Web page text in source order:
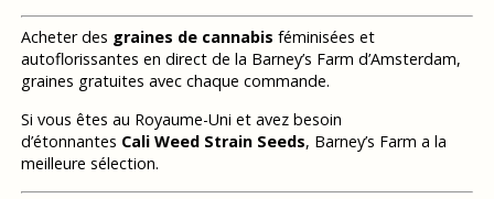
Acheter des graines de cannabis féminisées et
autoflorissantes en direct de la Barney’s Farm d’Amsterdam,
graines gratuites avec chaque commande.
Si vous êtes au Royaume-Uni et avez besoin
d’étonnantes Cali Weed Strain Seeds, Barney’s Farm a la
meilleure sélection.